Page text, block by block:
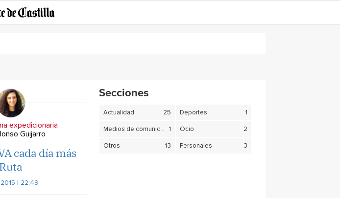
expedicionaria
Guijarro
cada día más
Ruta
| 22:49
Secciones
Actualidad 25 Deportes 1
Medios de comunicación 1 Ocio 2
Otros 13 Personales 3